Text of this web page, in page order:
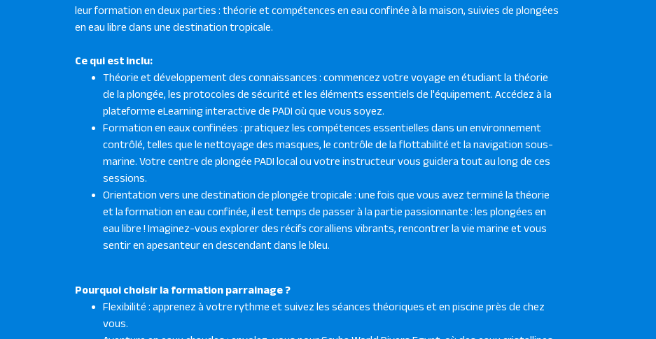
leur formation en deux parties : théorie et compétences en eau confinée à la maison, suivies de plongées
en eau libre dans une destination tropicale.
Ce qui est inclu:
Théorie et développement des connaissances : commencez votre voyage en étudiant la théorie
de la plongée, les protocoles de sécurité et les éléments essentiels de l'équipement. Accédez à la
plateforme eLearning interactive de PADI où que vous soyez.
Formation en eaux confinées : pratiquez les compétences essentielles dans un environnement
contrôlé, telles que le nettoyage des masques, le contrôle de la flottabilité et la navigation sous-
marine. Votre centre de plongée PADI local ou votre instructeur vous guidera tout au long de ces
sessions.
Orientation vers une destination de plongée tropicale : une fois que vous avez terminé la théorie
et la formation en eau confinée, il est temps de passer à la partie passionnante : les plongées en
eau libre ! Imaginez-vous explorer des récifs coralliens vibrants, rencontrer la vie marine et vous
sentir en apesanteur en descendant dans le bleu.
Pourquoi choisir la formation parrainage ?
Flexibilité : apprenez à votre rythme et suivez les séances théoriques et en piscine près de chez
vous.